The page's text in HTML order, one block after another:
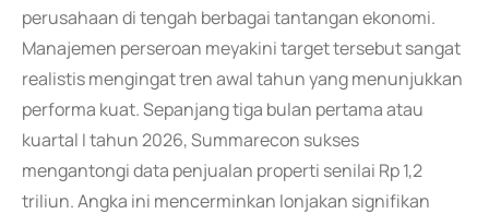
perusahaan di tengah berbagai tantangan ekonomi.
Manajemen perseroan meyakini target tersebut sangat
realistis mengingat tren awal tahun yang menunjukkan
performa kuat. Sepanjang tiga bulan pertama atau
kuartal I tahun 2026, Summarecon sukses
mengantongi data penjualan properti senilai Rp 1,2
triliun. Angka ini mencerminkan lonjakan signifikan